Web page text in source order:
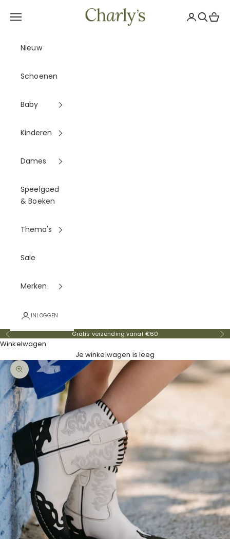
Charly's
Navigatiemenu openen Zoeken
Nieuw
Schoenen
Baby
Kinderen
Dames
Speelgoed
& Boeken
Thema's
Sale
Merken
INLOGGEN
Vorige Gratis verzending vanaf €60
Winkelwagen
Je winkelwagen is leeg
In-/uitzoomen